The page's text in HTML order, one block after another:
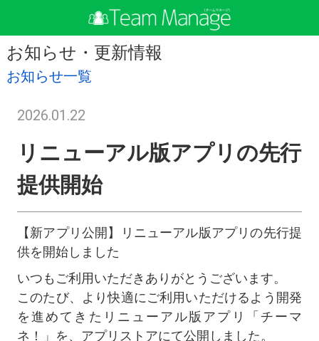
お知らせ・更新情報
お知らせ一覧
2026.01.22
リニューアル版アプリの先行
提供開始
【新アプリ公開】リニューアル版アプリの先行提
供を開始しました
いつもご利用いただきありがとうございます。
このたび、より快適にご利用いただけるよう開発
を進めてきたリニューアル版アプリ「チーマ
ネ！」を、アプリストアにて公開しました。